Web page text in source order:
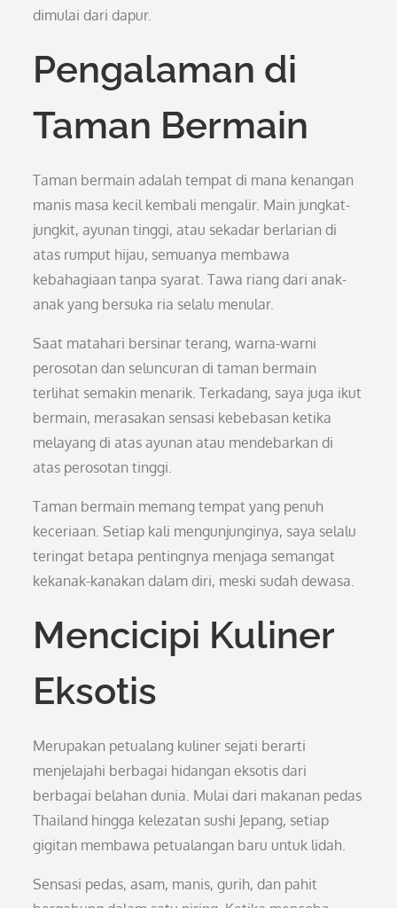
dimulai dari dapur.
Pengalaman di
Taman Bermain
Taman bermain adalah tempat di mana kenangan
manis masa kecil kembali mengalir. Main jungkat-
jungkit, ayunan tinggi, atau sekadar berlarian di
atas rumput hijau, semuanya membawa
kebahagiaan tanpa syarat. Tawa riang dari anak-
anak yang bersuka ria selalu menular.
Saat matahari bersinar terang, warna-warni
perosotan dan seluncuran di taman bermain
terlihat semakin menarik. Terkadang, saya juga ikut
bermain, merasakan sensasi kebebasan ketika
melayang di atas ayunan atau mendebarkan di
atas perosotan tinggi.
Taman bermain memang tempat yang penuh
keceriaan. Setiap kali mengunjunginya, saya selalu
teringat betapa pentingnya menjaga semangat
kekanak-kanakan dalam diri, meski sudah dewasa.
Mencicipi Kuliner
Eksotis
Merupakan petualang kuliner sejati berarti
menjelajahi berbagai hidangan eksotis dari
berbagai belahan dunia. Mulai dari makanan pedas
Thailand hingga kelezatan sushi Jepang, setiap
gigitan membawa petualangan baru untuk lidah.
Sensasi pedas, asam, manis, gurih, dan pahit